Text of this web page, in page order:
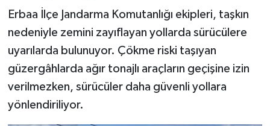
Erbaa İlçe Jandarma Komutanlığı ekipleri, taşkın
nedeniyle zemini zayıflayan yollarda sürücülere
uyarılarda bulunuyor. Çökme riski taşıyan
güzergâhlarda ağır tonajlı araçların geçişine izin
verilmezken, sürücüler daha güvenli yollara
yönlendiriliyor.
Teknoloji Haberleri
Siyaset Haberleri
Dünya Haberleri
Yerel Haberler